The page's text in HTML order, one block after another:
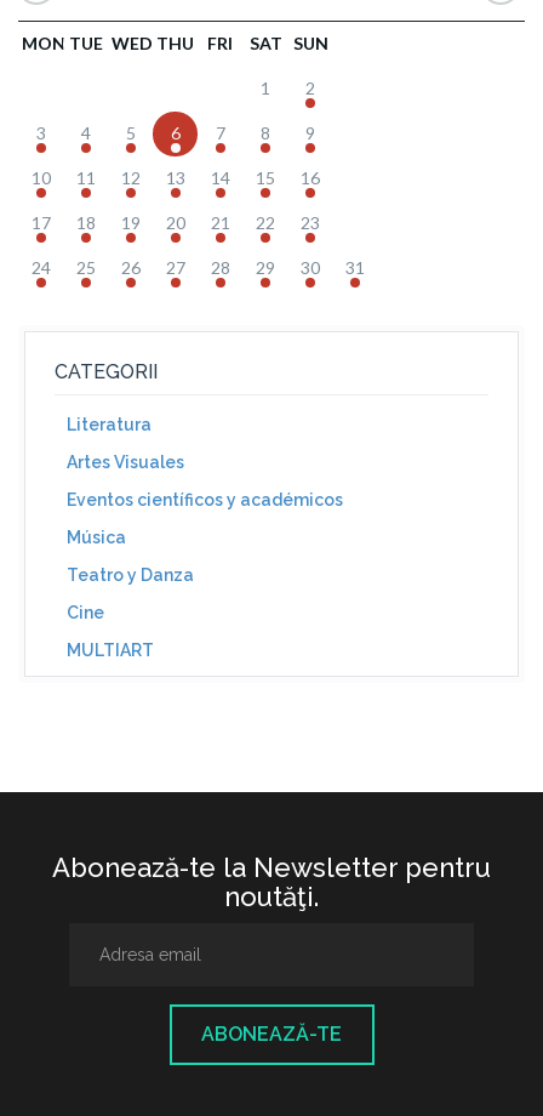
MON TUE WED THU FRI SAT SUN
1 2
3 4 5 6 7 8 9
10 11 12 13 14 15 16
17 18 19 20 21 22 23
24 25 26 27 28 29 30 31
CATEGORII
Literatura
Artes Visuales
Eventos científicos y académicos
Música
Teatro y Danza
Cine
MULTIART
Abonează-te la Newsletter pentru
noutăţi.
ABONEAZĂ-TE